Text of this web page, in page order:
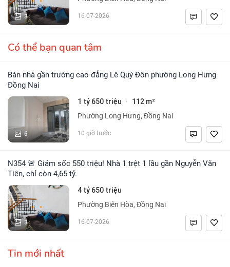
3 16-07-2026
Có thể bạn quan tâm
Bán nhà gần trường cao đẳng Lê Quý Đôn phường Long Hưng
Đồng Nai
6
1 tỷ 650 triệu · 112 m²
Phường Long Hưng, Đồng Nai
10 giờ trước
N354 🚨 Giảm sốc 550 triệu! Nhà 1 trệt 1 lầu gần Nguyễn Văn
Tiên, chỉ còn 4,65 tỷ.
3
4 tỷ 650 triệu
Phường Biên Hòa, Đồng Nai
16-07-2026
Tin mới nhất